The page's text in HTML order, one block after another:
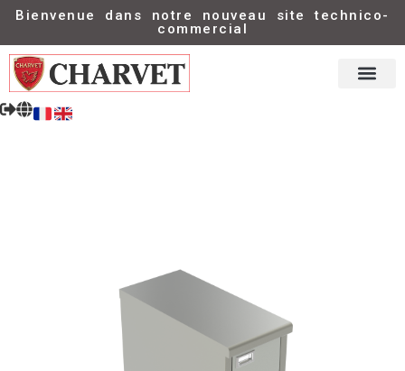
Bienvenue dans notre nouveau site technico-
commercial